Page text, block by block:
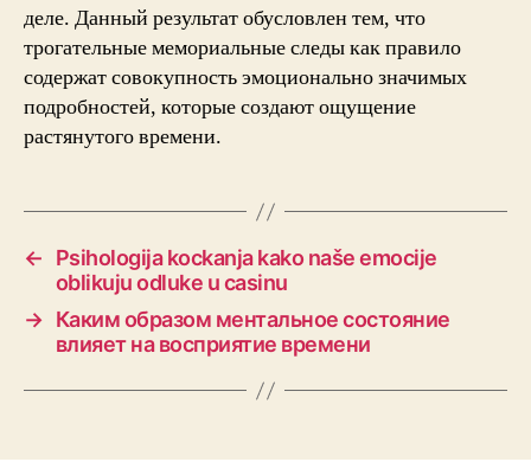
деле. Данный результат обусловлен тем, что
трогательные мемориальные следы как правило
содержат совокупность эмоционально значимых
подробностей, которые создают ощущение
растянутого времени.
←
Psihologija kockanja kako naše emocije
oblikuju odluke u casinu
→ Каким образом ментальное состояние
влияет на восприятие времени